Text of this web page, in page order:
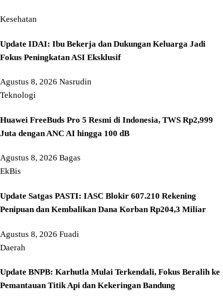
Kesehatan
Update IDAI: Ibu Bekerja dan Dukungan Keluarga Jadi
Fokus Peningkatan ASI Eksklusif
Agustus 8, 2026 Nasrudin
Teknologi
Huawei FreeBuds Pro 5 Resmi di Indonesia, TWS Rp2,999
Juta dengan ANC AI hingga 100 dB
Agustus 8, 2026 Bagas
EkBis
Update Satgas PASTI: IASC Blokir 607.210 Rekening
Penipuan dan Kembalikan Dana Korban Rp204,3 Miliar
Agustus 8, 2026 Fuadi
Daerah
Update BNPB: Karhutla Mulai Terkendali, Fokus Beralih ke
Pemantauan Titik Api dan Kekeringan Bandung